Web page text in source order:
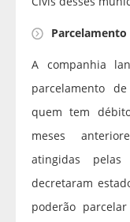
A companhia
parcelamento
quem tem
meses
atingidas
decretaram
poderão